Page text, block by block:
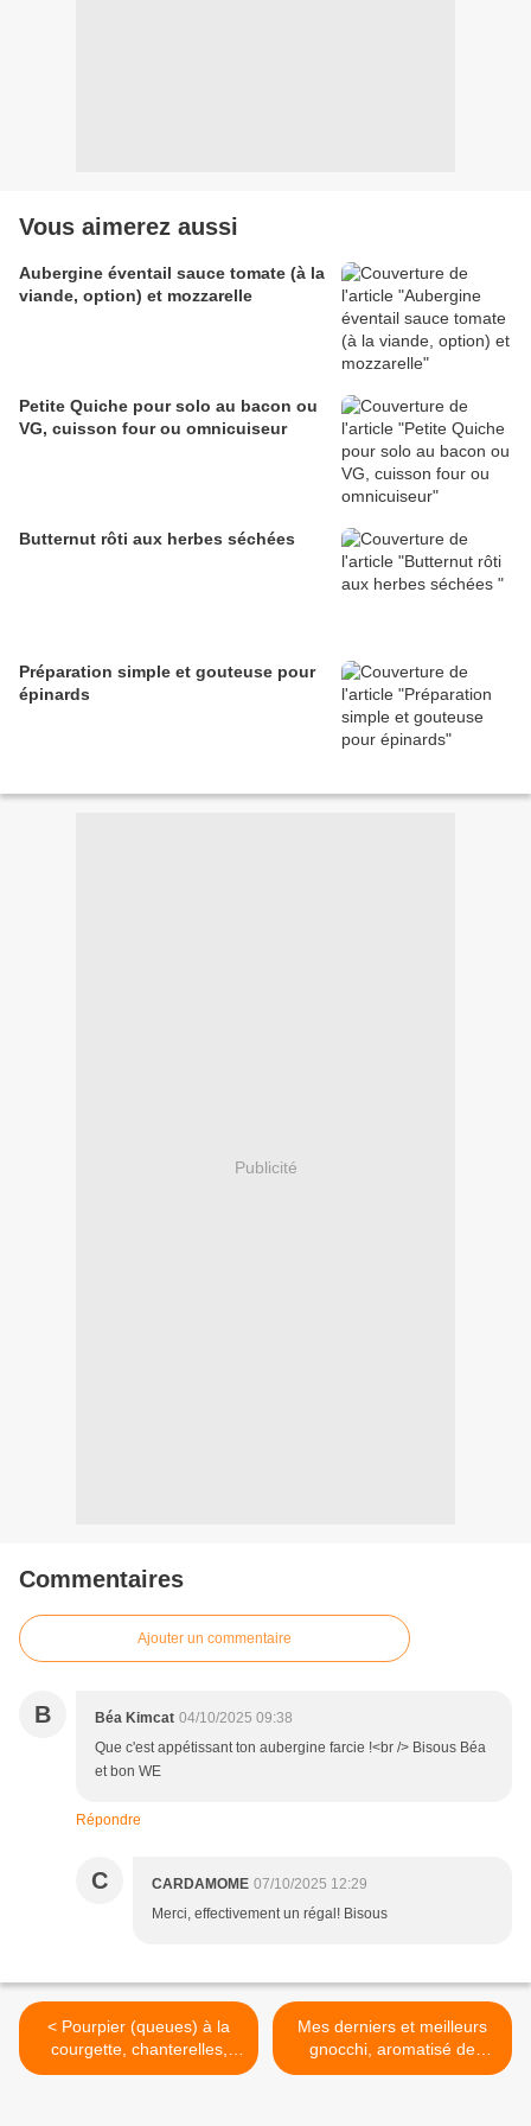
Vous aimerez aussi
Aubergine éventail sauce tomate (à la
viande, option) et mozzarelle
Petite Quiche pour solo au bacon ou
VG, cuisson four ou omnicuiseur
Butternut rôti aux herbes séchées
Préparation simple et gouteuse pour
épinards
Publicité
Commentaires
Ajouter un commentaire
B Béa Kimcat 04/10/2025 09:38
Que c'est appétissant ton aubergine farcie !<br /> Bisous Béa
et bon WE
Répondre
C CARDAMOME 07/10/2025 12:29
Merci, effectivement un régal! Bisous
< Pourpier (queues) à la
courgette, chanterelles,
herbes aromatiques et
Mes derniers et meilleurs
gnocchi, aromatisé de
pesto d'ail des ours >